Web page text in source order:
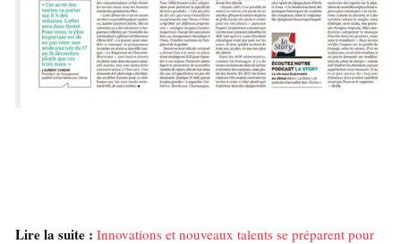
Lire la suite : Innovations et nouveaux talents se préparent pour